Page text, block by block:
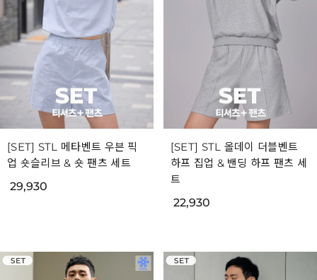
[SET] STL 메타벤트 우븐 픽
업 숏슬리브 & 숏 팬츠 세트
29,930
[SET] STL 올데이 더블벤트
하프 집업 & 밴딩 하프 팬츠 세
트
22,930